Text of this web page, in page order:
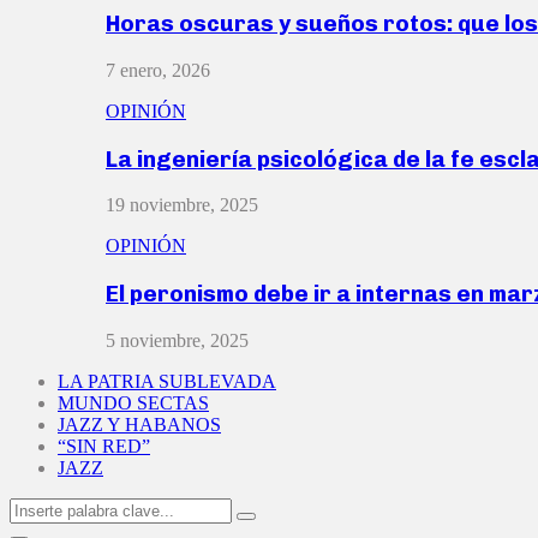
Horas oscuras y sueños rotos: que
7 enero, 2026
OPINIÓN
La ingeniería psicológica de la fe
19 noviembre, 2025
OPINIÓN
El peronismo debe ir a internas en
5 noviembre, 2025
LA PATRIA SUBLEVADA
MUNDO SECTAS
JAZZ Y HABANOS
“SIN RED”
JAZZ
Search
for:
Search